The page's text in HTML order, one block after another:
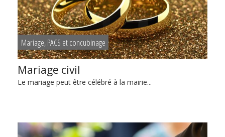
Mariage, PACS et concubinage
Mariage civil
Le mariage peut être célébré à la mairie...